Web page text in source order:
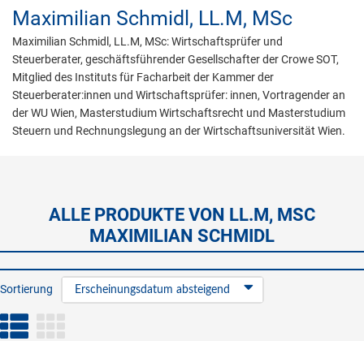
Maximilian Schmidl, LL.M, MSc
Maximilian Schmidl, LL.M, MSc: Wirtschaftsprüfer und
Steuerberater, geschäftsführender Gesellschafter der Crowe SOT,
Mitglied des Instituts für Facharbeit der Kammer der
Steuerberater:innen und Wirtschaftsprüfer: innen, Vortragender an
der WU Wien, Masterstudium Wirtschaftsrecht und Masterstudium
Steuern und Rechnungslegung an der Wirtschaftsuniversität Wien.
ALLE PRODUKTE VON LL.M, MSC
MAXIMILIAN SCHMIDL
Sortierung Erscheinungsdatum absteigend